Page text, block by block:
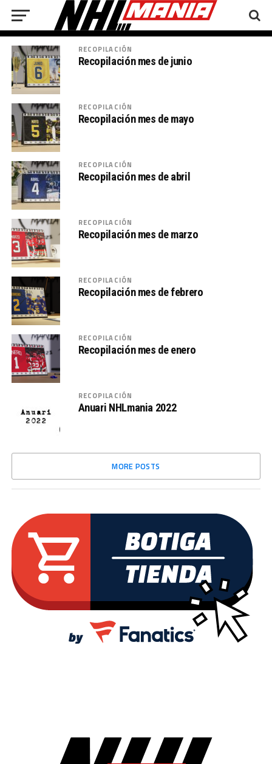
RECOPILACIÓN
Recopilación mes de junio
RECOPILACIÓN
Recopilación mes de mayo
RECOPILACIÓN
Recopilación mes de abril
RECOPILACIÓN
Recopilación mes de marzo
RECOPILACIÓN
Recopilación mes de febrero
RECOPILACIÓN
Recopilación mes de enero
RECOPILACIÓN
Anuari NHLmania 2022
MORE POSTS